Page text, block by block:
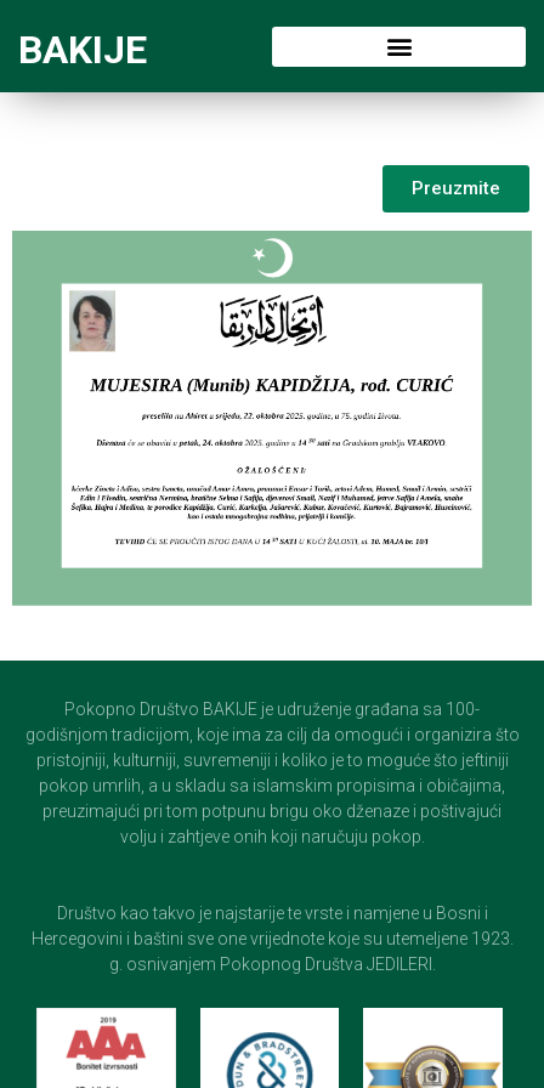
BAKIJE
Preuzmite
Pokopno Društvo BAKIJE je udruženje građana sa 100-
godišnjom tradicijom, koje ima za cilj da omogući i organizira što
pristojniji, kulturniji, suvremeniji i koliko je to moguće što jeftiniji
pokop umrlih, a u skladu sa islamskim propisima i običajima,
preuzimajući pri tom potpunu brigu oko dženaze i poštivajući
volju i zahtjeve onih koji naručuju pokop.
Društvo kao takvo je najstarije te vrste i namjene u Bosni i
Hercegovini i baštini sve one vrijednote koje su utemeljene 1923.
g. osnivanjem Pokopnog Društva JEDILERI.